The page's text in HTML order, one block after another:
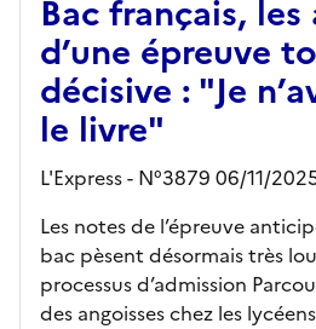
Bac français,
d’une épreuve
décisive : "Je
le livre"
L'Express - N°3879 06/11/
Les notes de l’épreuve
bac pèsent désormais très
processus d’admission
des angoisses chez les